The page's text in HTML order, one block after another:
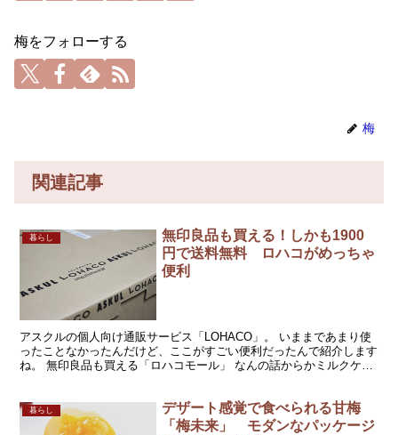
梅をフォローする
梅
関連記事
暮らし
無印良品も買える！しかも1900
円で送料無料 ロハコがめっちゃ
便利
アスクルの個人向け通販サービス「LOHACO」。 いままであまり使
ったことなかったんだけど、ここがすごい便利だったんで紹介します
ね。 無印良品も買える「ロハコモール」 なんの話からかミルクケー
暮らし
デザート感覚で食べられる甘梅
「梅未来」 モダンなパッケージ